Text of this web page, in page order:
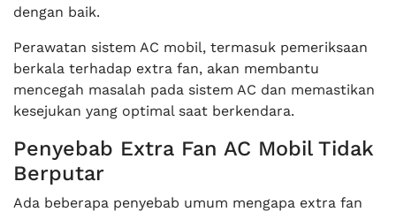
dengan baik.
Perawatan sistem AC mobil, termasuk pemeriksaan
berkala terhadap extra fan, akan membantu
mencegah masalah pada sistem AC dan memastikan
kesejukan yang optimal saat berkendara.
Penyebab Extra Fan AC Mobil Tidak
Berputar
Ada beberapa penyebab umum mengapa extra fan